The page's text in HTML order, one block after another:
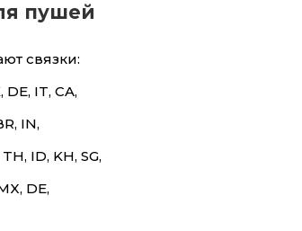
пушей
связки:
IT, CA,
IN,
ID, KH, SG,
DE,